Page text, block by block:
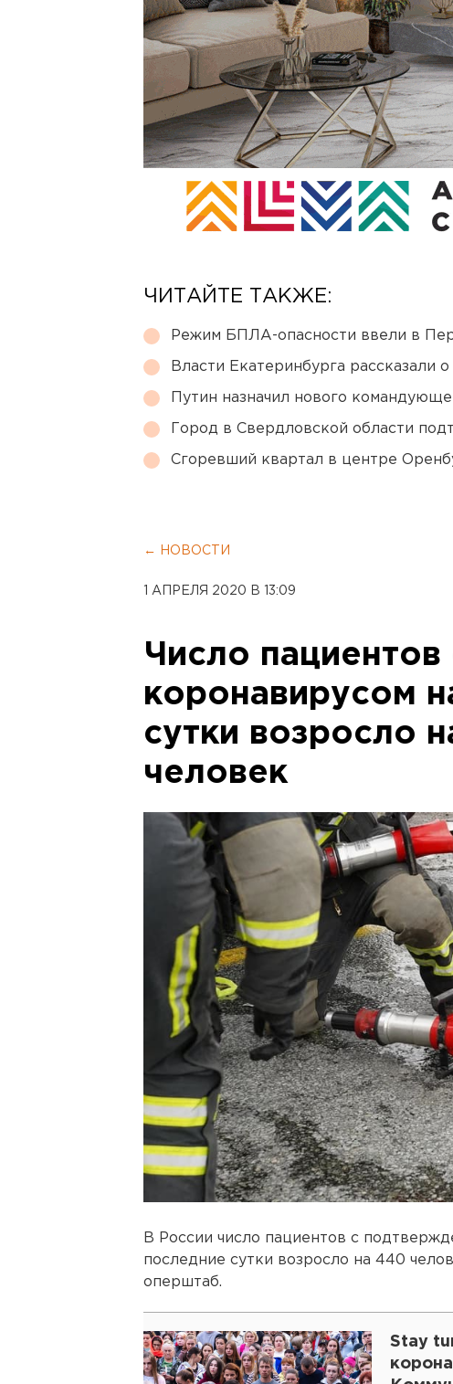
ЧИТАЙТЕ ТАКЖЕ:
Режим БПЛА-опасности ввели в
Власти Екатеринбурга рассказали
Путин назначил нового
Город в Свердловской области
Сгоревший квартал в центре
← НОВОСТИ
1 АПРЕЛЯ 2020 В 13:09
Число пациентов
коронавирусом
сутки возросло
человек
В России число пациентов с
последние сутки возросло на 440
оперштаб.
Stay